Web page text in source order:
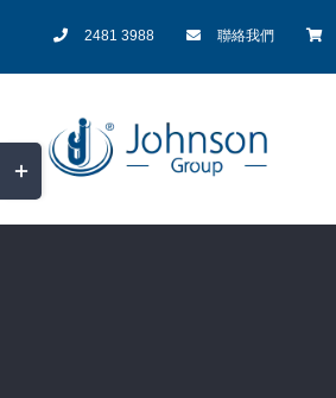
content
2481 3988 聯絡我們
Toggle
Sliding